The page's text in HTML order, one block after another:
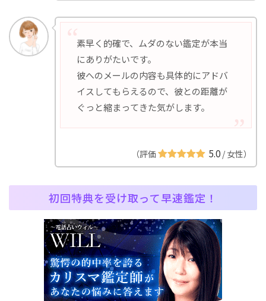
素早く的確で、ムダのない鑑定が本当
にありがたいです。
彼へのメールの内容も具体的にアドバ
イスしてもらえるので、彼との距離が
ぐっと縮まってきた気がします。
（評価 5.0 / 女性）
初回特典を受け取って早速鑑定！